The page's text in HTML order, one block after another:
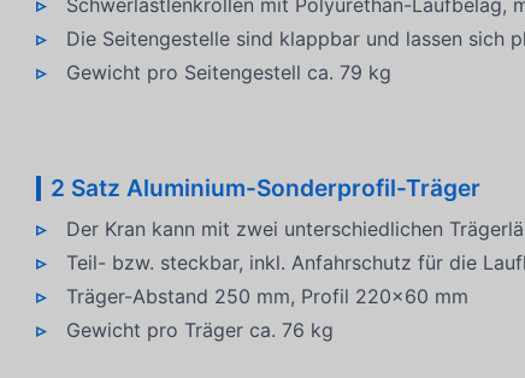
Die Seitengestelle sind klappbar und lassen sich
Gewicht pro Seitengestell ca. 79 kg
2 Satz Aluminium-Sonderprofil-Träger
Der Kran kann mit zwei unterschiedlichen
Teil- bzw. steckbar, inkl. Anfahrschutz für die
Träger-Abstand 250 mm, Profil 220x60 mm
Gewicht pro Träger ca. 76 kg